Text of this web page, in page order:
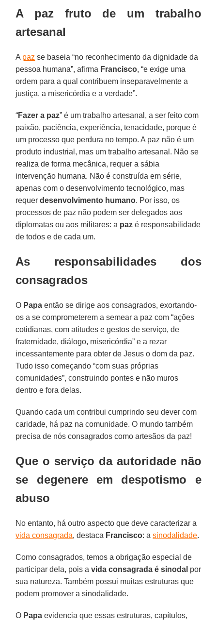
A paz fruto de um trabalho
artesanal
A paz se baseia “no reconhecimento da dignidade da
pessoa humana”, afirma Francisco, “e exige uma
ordem para a qual contribuem inseparavelmente a
justiça, a misericórdia e a verdade”.
“Fazer a paz” é um trabalho artesanal, a ser feito com
paixão, paciência, experiência, tenacidade, porque é
um processo que perdura no tempo. A paz não é um
produto industrial, mas um trabalho artesanal. Não se
realiza de forma mecânica, requer a sábia
intervenção humana. Não é construída em série,
apenas com o desenvolvimento tecnológico, mas
requerdesenvolvimento humano. Por isso, os
processos de paz não podem ser delegados aos
diplomatas ou aos militares: a paz é responsabilidade
de todos e de cada um.
As responsabilidades dos
consagrados
O Papa então se dirige aos consagrados, exortando-
os a se comprometerem a semear a paz com “ações
cotidianas, com atitudes e gestos de serviço, de
fraternidade, diálogo, misericórdia” e a rezar
incessantemente para obter de Jesus o dom da paz.
Tudo isso começando “com suas próprias
comunidades”, construindo pontes e não muros
dentro e fora delas.
Quando cada um contribui cumprindo seu dever com
caridade, há paz na comunidade. O mundo também
precisa de nós consagrados como artesãos da paz!
Que o serviço da autoridade não
se degenere em despotismo e
abuso
No entanto, há outro aspecto que deve caracterizar a
vida consagrada, destaca Francisco: asinodalidade.
Como consagrados, temos a obrigação especial de
participar dela, pois avida consagrada é sinodal por
sua natureza. Também possui muitas estruturas que
podem promover a sinodalidade.
O Papa evidencia que essas estruturas, capítulos,